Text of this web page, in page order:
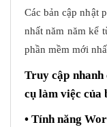
Các bản cập nhật
nhất năm năm kể
phần mềm mới
Truy cập nhanh
cụ làm việc của
• Tính năng